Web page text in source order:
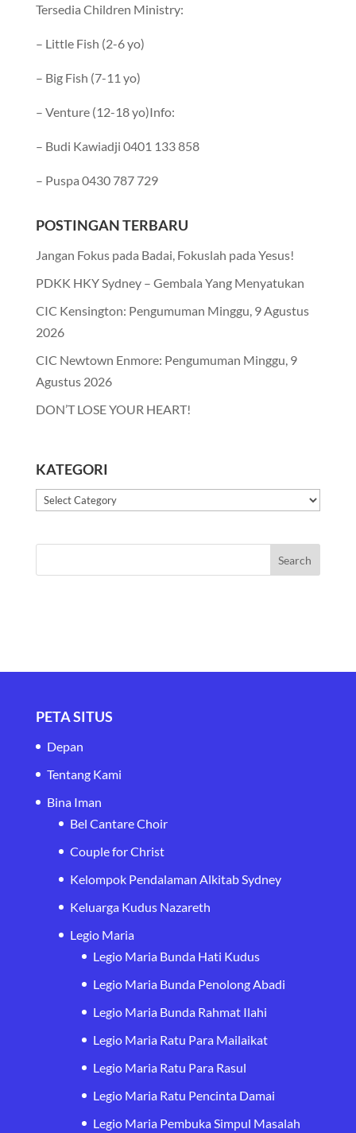
Tersedia Children Ministry:
– Little Fish (2-6 yo)
– Big Fish (7-11 yo)
– Venture (12-18 yo)Info:
– Budi Kawiadji 0401 133 858
– Puspa 0430 787 729
POSTINGAN TERBARU
Jangan Fokus pada Badai, Fokuslah pada Yesus!
PDKK HKY Sydney – Gembala Yang Menyatukan
CIC Kensington: Pengumuman Minggu, 9 Agustus
2026
CIC Newtown Enmore: Pengumuman Minggu, 9
Agustus 2026
DON’T LOSE YOUR HEART!
KATEGORI
Kategori
PETA SITUS
Depan
Tentang Kami
Bina Iman
Bel Cantare Choir
Couple for Christ
Kelompok Pendalaman Alkitab Sydney
Keluarga Kudus Nazareth
Legio Maria
Legio Maria Bunda Hati Kudus
Legio Maria Bunda Penolong Abadi
Legio Maria Bunda Rahmat Ilahi
Legio Maria Ratu Para Mailaikat
Legio Maria Ratu Para Rasul
Legio Maria Ratu Pencinta Damai
Legio Maria Pembuka Simpul Masalah